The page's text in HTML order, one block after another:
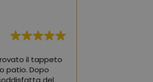
il tappeto
patio. Dopo
del